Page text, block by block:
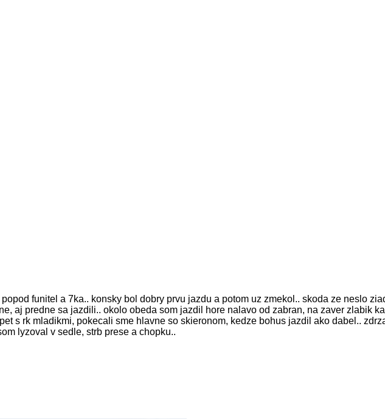
funitel a 7ka.. konsky bol dobry prvu jazdu a potom uz zmekol.. skoda ze neslo
aj predne sa jazdili.. okolo obeda som jazdil hore nalavo od zabran, na zaver zlabik
s rk mladikmi, pokecali sme hlavne so skieronom, kedze bohus jazdil ako dabel..
lyzoval v sedle, strb prese a chopku..